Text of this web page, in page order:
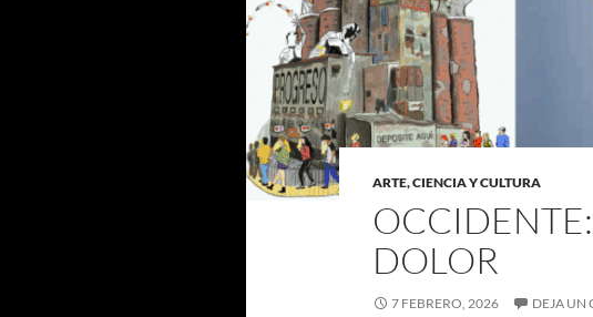
ARTE, CIENCIA Y CULTURA
DOLOR
7 FEBRERO, 2026 DEJA UN